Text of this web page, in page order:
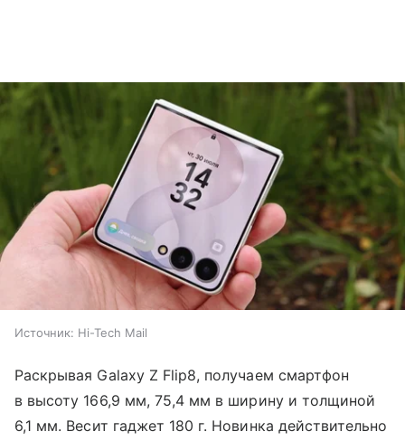
Источник: Hi-Tech Mail
Раскрывая Galaxy Z Flip8, получаем смартфон
в высоту 166,9 мм, 75,4 мм в ширину и толщиной
6,1 мм. Весит гаджет 180 г. Новинка действительно